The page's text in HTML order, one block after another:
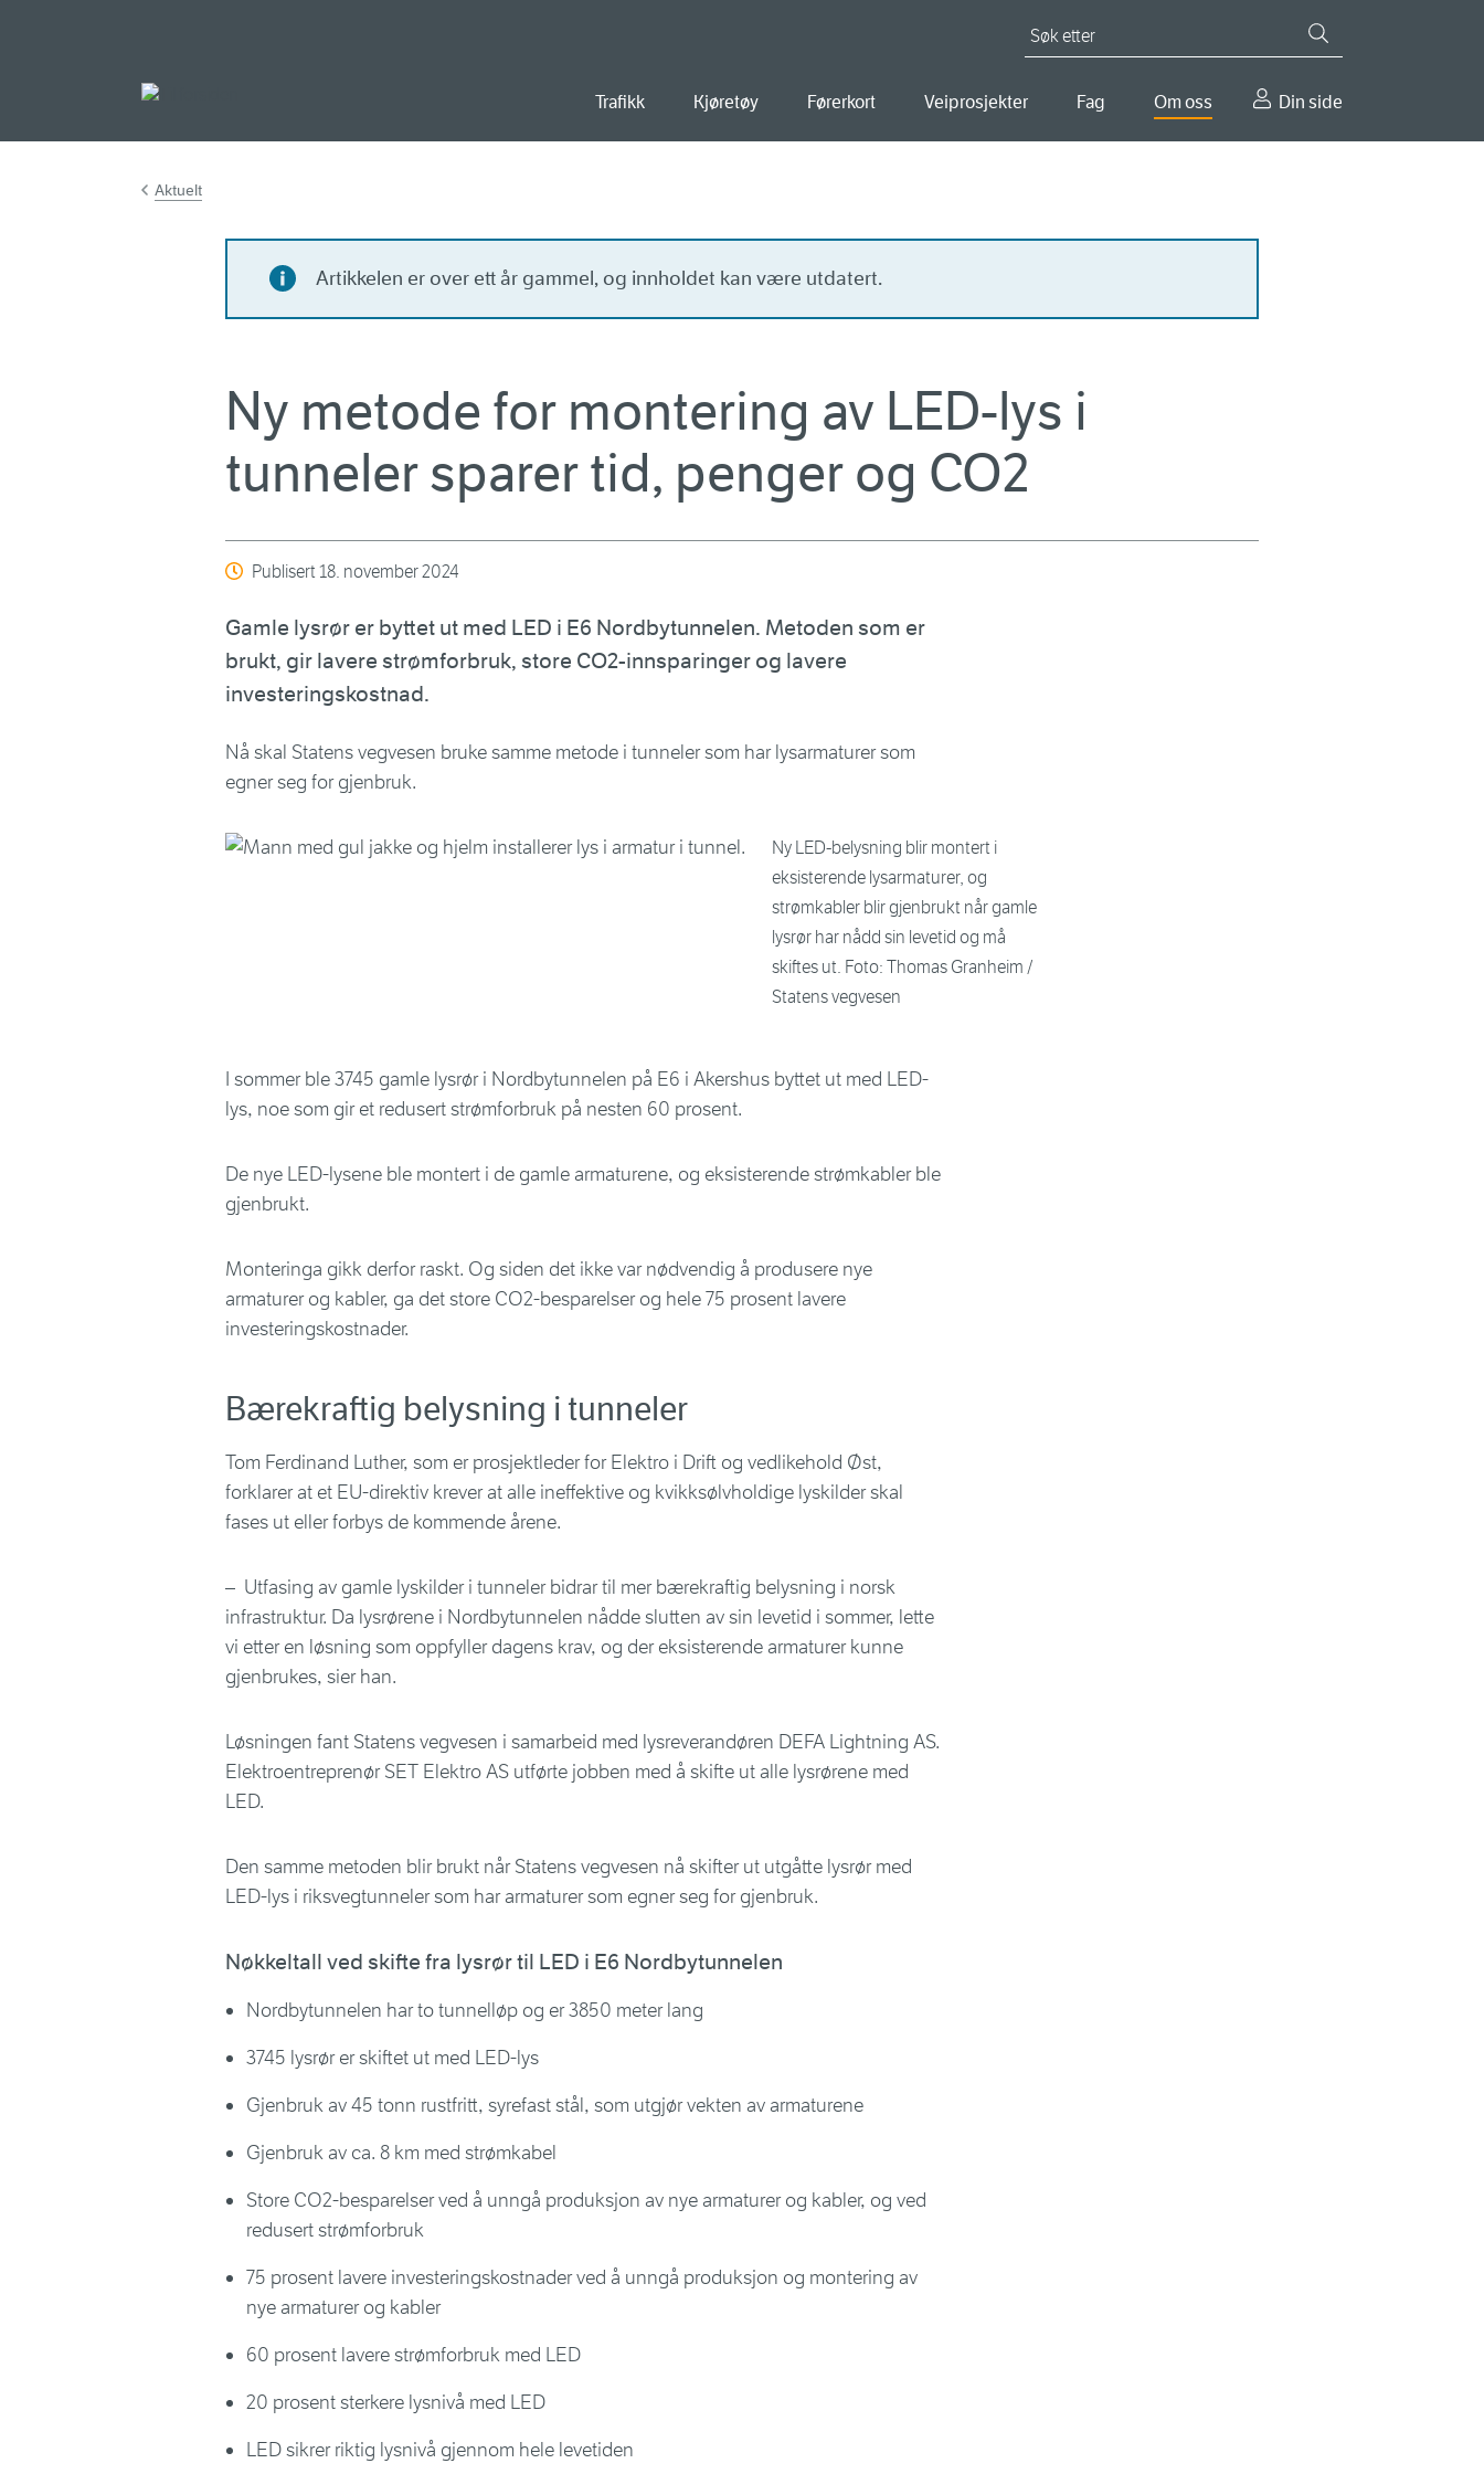
Trafikk Kjøretøy Førerkort Veiprosjekter Fag Om oss Din side
Aktuelt
Artikkelen er over ett år gammel, og innholdet kan være utdatert.
Ny metode for montering av LED-lys i
tunneler sparer tid, penger og CO2
Publisert18. november 2024
Gamle lysrør er byttet ut med LED i E6 Nordbytunnelen. Metoden som er
brukt, gir lavere strømforbruk, store CO2-innsparinger og lavere
investeringskostnad.
Nå skal Statens vegvesen bruke samme metode i tunneler som har lysarmaturer som
egner seg for gjenbruk.
Ny LED-belysning blir montert i
eksisterende lysarmaturer, og
strømkabler blir gjenbrukt når gamle
lysrør har nådd sin levetid og må
skiftes ut. Foto: Thomas Granheim /
Statens vegvesen
I sommer ble 3745 gamle lysrør i Nordbytunnelen på E6 i Akershus byttet ut med LED-
lys, noe som gir et redusert strømforbruk på nesten 60 prosent.
De nye LED-lysene ble montert i de gamle armaturene, og eksisterende strømkabler ble
gjenbrukt.
Monteringa gikk derfor raskt. Og siden det ikke var nødvendig å produsere nye
armaturer og kabler, ga det store CO2-besparelser og hele 75 prosent lavere
investeringskostnader.
Bærekraftig belysning i tunneler
Tom Ferdinand Luther, som er prosjektleder for Elektro i Drift og vedlikehold Øst,
forklarer at et EU-direktiv krever at alle ineffektive og kvikksølvholdige lyskilder skal
fases ut eller forbys de kommende årene.
– Utfasing av gamle lyskilder i tunneler bidrar til mer bærekraftig belysning i norsk
infrastruktur. Da lysrørene i Nordbytunnelen nådde slutten av sin levetid i sommer, lette
vi etter en løsning som oppfyller dagens krav, og der eksisterende armaturer kunne
gjenbrukes, sier han.
Løsningen fant Statens vegvesen i samarbeid med lysreverandøren DEFA Lightning AS.
Elektroentreprenør SET Elektro AS utførte jobben med å skifte ut alle lysrørene med
LED.
Den samme metoden blir brukt når Statens vegvesen nå skifter ut utgåtte lysrør med
LED-lys i riksvegtunneler som har armaturer som egner seg for gjenbruk.
Nøkkeltall ved skifte fra lysrør til LED i E6 Nordbytunnelen
Nordbytunnelen har to tunnelløp og er 3850 meter lang
3745 lysrør er skiftet ut med LED-lys
Gjenbruk av 45 tonn rustfritt, syrefast stål, som utgjør vekten av armaturene
Gjenbruk av ca. 8 km med strømkabel
Store CO2-besparelser ved å unngå produksjon av nye armaturer og kabler, og ved
redusert strømforbruk
75 prosent lavere investeringskostnader ved å unngå produksjon og montering av
nye armaturer og kabler
60 prosent lavere strømforbruk med LED
20 prosent sterkere lysnivå med LED
LED sikrer riktig lysnivå gjennom hele levetiden